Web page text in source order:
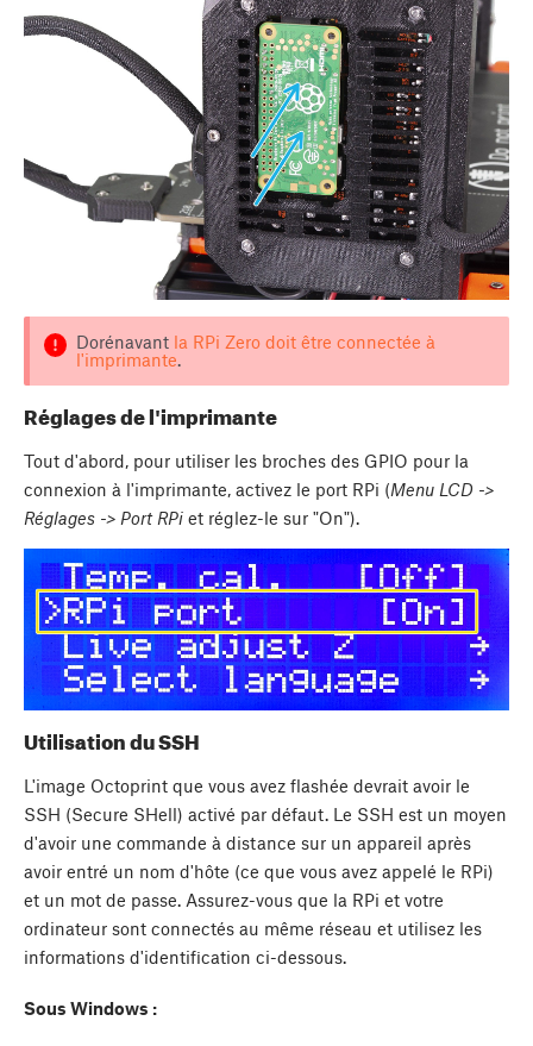
Dorénavant la RPi Zero doit être connectée à
l'imprimante.
Réglages de l'imprimante
Tout d'abord, pour utiliser les broches des GPIO pour la
connexion à l'imprimante, activez le port RPi (Menu LCD ->
Réglages -> Port RPi et réglez-le sur "On").
Utilisation du SSH
L'image Octoprint que vous avez flashée devrait avoir le
SSH (Secure SHell) activé par défaut. Le SSH est un moyen
d'avoir une commande à distance sur un appareil après
avoir entré un nom d'hôte (ce que vous avez appelé le RPi)
et un mot de passe. Assurez-vous que la RPi et votre
ordinateur sont connectés au même réseau et utilisez les
informations d'identification ci-dessous.
Sous Windows :